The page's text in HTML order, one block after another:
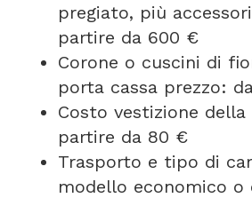
pregiato, più
partire da 600 €
Corone o cuscini di
porta cassa prezzo:
Costo vestizione della
partire da 80 €
Trasporto e tipo di
modello economico o